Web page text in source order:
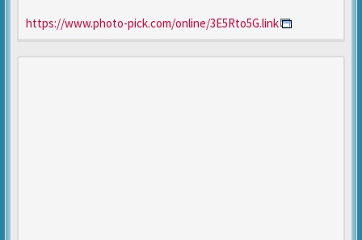
https://www.photo-pick.com/online/3E5Rto5G.link